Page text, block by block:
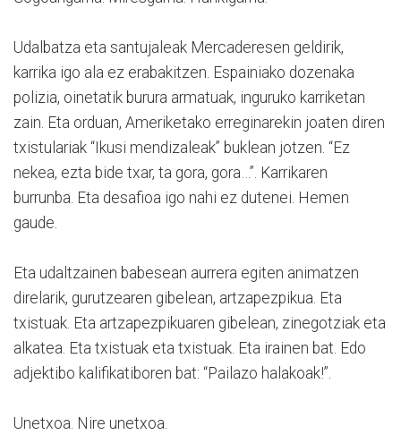
Udalbatza eta santujaleak Mercaderesen geldirik,
karrika igo ala ez erabakitzen. Espainiako dozenaka
polizia, oinetatik burura armatuak, inguruko karriketan
zain. Eta orduan, Ameriketako erreginarekin joaten diren
txistulariak “Ikusi mendizaleak” buklean jotzen. “Ez
nekea, ezta bide txar, ta gora, gora…”. Karrikaren
burrunba. Eta desafioa igo nahi ez dutenei. Hemen
gaude.
Eta udaltzainen babesean aurrera egiten animatzen
direlarik, gurutzearen gibelean, artzapezpikua. Eta
txistuak. Eta artzapezpikuaren gibelean, zinegotziak eta
alkatea. Eta txistuak eta txistuak. Eta irainen bat. Edo
adjektibo kalifikatiboren bat: “Pailazo halakoak!”.
Unetxoa. Nire unetxoa.